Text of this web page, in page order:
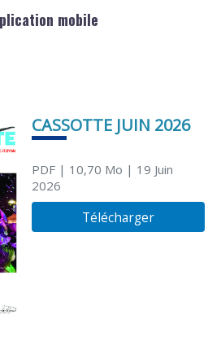
mobile
CASSOTTE JUIN 2026
PDF| 10,70 Mo | 19 Juin
2026
Télécharger